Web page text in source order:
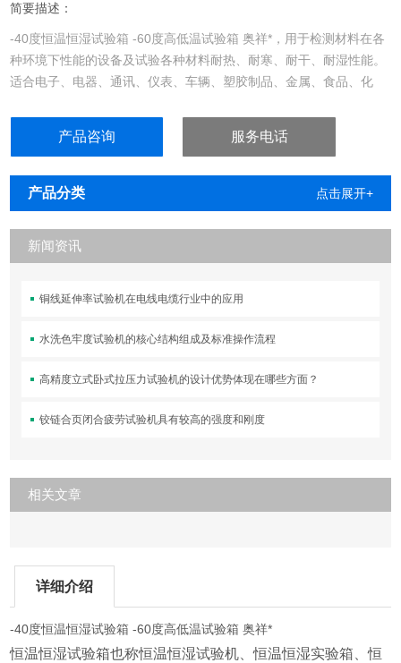
简要描述：
-40度恒温恒湿试验箱 -60度高低温试验箱 奥祥*，用于检测材料在各
种环境下性能的设备及试验各种材料耐热、耐寒、耐干、耐湿性能。
适合电子、电器、通讯、仪表、车辆、塑胶制品、金属、食品、化
产品咨询 服务电话
产品分类 点击展开+
新闻资讯
铜线延伸率试验机在电线电缆行业中的应用
水洗色牢度试验机的核心结构组成及标准操作流程
高精度立式卧式拉压力试验机的设计优势体现在哪些方面？
铰链合页闭合疲劳试验机具有较高的强度和刚度
相关文章
详细介绍
-40度恒温恒湿试验箱 -60度高低温试验箱 奥祥*
恒温恒湿试验箱也称恒温恒湿试验机、恒温恒湿实验箱、恒